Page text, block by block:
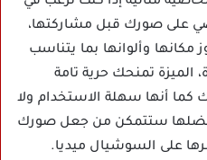
على صورك قبل مشاركتها،
مكانها وألوانها بما يتناسب
الميزة تمنحك حرية تامة
أنها سهلة الاستخدام ولا
بفضلها ستتمكن من جعل صورك
على السوشيال ميديا.